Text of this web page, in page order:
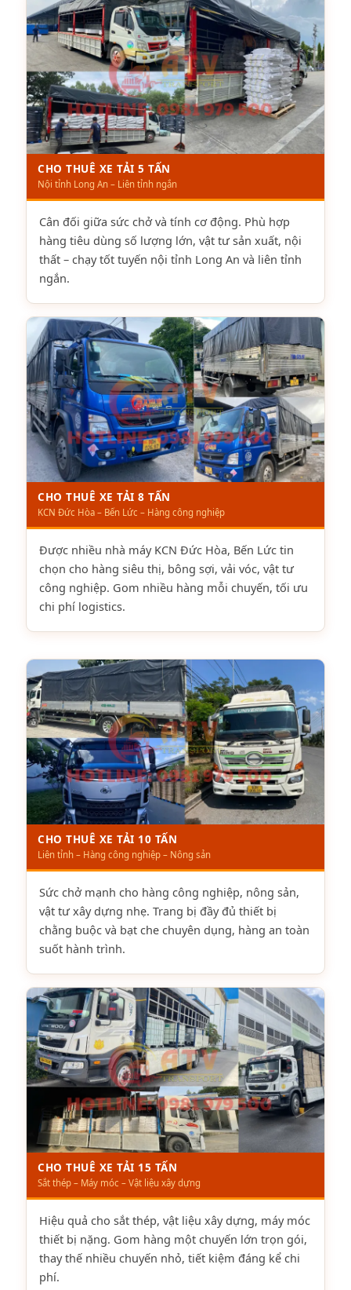
CHO THUÊ XE TẢI 5 TẤN
Nội tỉnh Long An – Liên tỉnh ngắn
Cân đối giữa sức chở và tính cơ động. Phù hợp
hàng tiêu dùng số lượng lớn, vật tư sản xuất, nội
thất – chạy tốt tuyến nội tỉnh Long An và liên tỉnh
ngắn.
CHO THUÊ XE TẢI 8 TẤN
KCN Đức Hòa – Bến Lức – Hàng công nghiệp
Được nhiều nhà máy KCN Đức Hòa, Bến Lức tin
chọn cho hàng siêu thị, bông sợi, vải vóc, vật tư
công nghiệp. Gom nhiều hàng mỗi chuyến, tối ưu
chi phí logistics.
CHO THUÊ XE TẢI 10 TẤN
Liên tỉnh – Hàng công nghiệp – Nông sản
Sức chở mạnh cho hàng công nghiệp, nông sản,
vật tư xây dựng nhẹ. Trang bị đầy đủ thiết bị
chằng buộc và bạt che chuyên dụng, hàng an toàn
suốt hành trình.
CHO THUÊ XE TẢI 15 TẤN
Sắt thép – Máy móc – Vật liệu xây dựng
Hiệu quả cho sắt thép, vật liệu xây dựng, máy móc
thiết bị nặng. Gom hàng một chuyến lớn trọn gói,
thay thế nhiều chuyến nhỏ, tiết kiệm đáng kể chi
phí.